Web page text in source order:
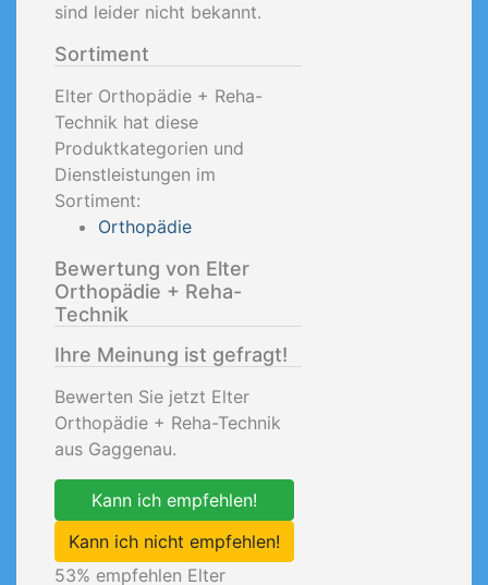
sind leider nicht bekannt.
Sortiment
Elter Orthopädie + Reha-
Technik hat diese
Produktkategorien und
Dienstleistungen im
Sortiment:
Orthopädie
Bewertung von Elter
Orthopädie + Reha-
Technik
Ihre Meinung ist gefragt!
Bewerten Sie jetzt Elter
Orthopädie + Reha-Technik
aus Gaggenau.
Kann ich empfehlen!
Kann ich nicht empfehlen!
53% empfehlen Elter